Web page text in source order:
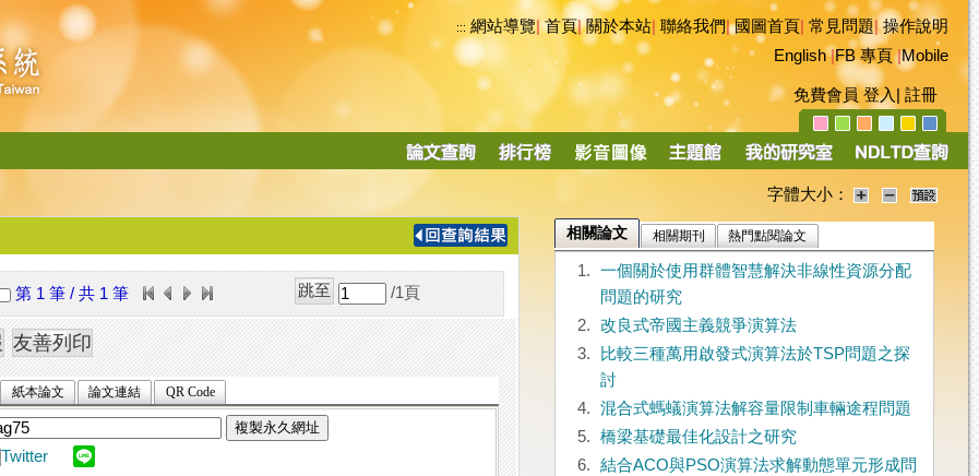
::: 網站導覽|首頁|關於本站 聯絡我們|國圖首頁 常見問題|操作說明
English|FB 專頁|Mobile
免費會員 登入 註冊
導
字體大小：
第 1 筆 / 共 1 筆 /1 頁
紙本論文 論文連結 QR Code
複製永久網址
Twitter
相關論文 相關期刊 熱門點閱論文
1.
一個關於使用群體智慧解決非線性資源分配
問題的研究
2.
改良式帝國主義競爭演算法
3.
比較三種萬用啟發式演算法於TSP問題之探
討
4.
混合式螞蟻演算法解容量限制車輛途程問題
5.
橋梁基礎最佳化設計之研究
6.
結合ACO與PSO演算法求解動態單元形成問